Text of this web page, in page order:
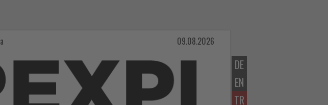
DE
EN
TR
09.08.2026